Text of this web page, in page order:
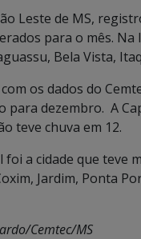
Leste de MS,
para o mês.
Bela Vista,
os dados do
para dezembro. A
teve chuva em 12.
foi a cidade que teve
Jardim, Ponta
Cemtec/MS